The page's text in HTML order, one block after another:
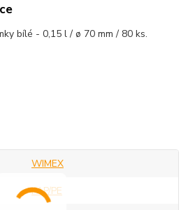
bílé - 0,15 l / ø 70 mm / 80 ks.
WIMEX
PAP/PE